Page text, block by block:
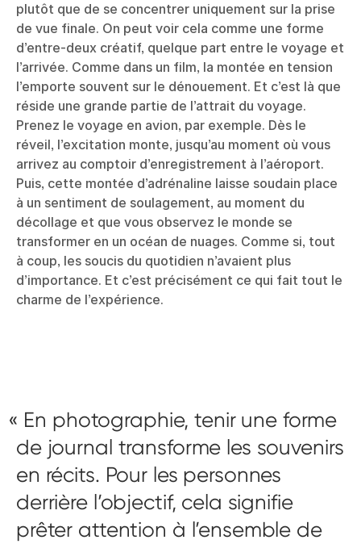
plutôt que de se concentrer uniquement sur la prise
de vue finale. On peut voir cela comme une forme
d’entre-deux créatif, quelque part entre le voyage et
l’arrivée. Comme dans un film, la montée en tension
l’emporte souvent sur le dénouement. Et c’est là que
réside une grande partie de l’attrait du voyage.
Prenez le voyage en avion, par exemple. Dès le
réveil, l’excitation monte, jusqu’au moment où vous
arrivez au comptoir d’enregistrement à l’aéroport.
Puis, cette montée d’adrénaline laisse soudain place
à un sentiment de soulagement, au moment du
décollage et que vous observez le monde se
transformer en un océan de nuages. Comme si, tout
à coup, les soucis du quotidien n’avaient plus
d’importance. Et c’est précisément ce qui fait tout le
charme de l’expérience.
En photographie, tenir une forme
de journal transforme les souvenirs
en récits. Pour les personnes
derrière l’objectif, cela signifie
prêter attention à l’ensemble de